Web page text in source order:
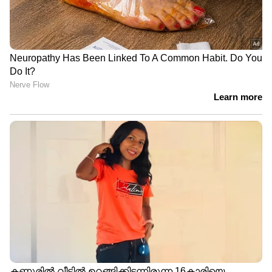
സ്വന്തം പേരില്‍ നിന്നും പിതാവിന്‍റെ പേര്
നീക്കാന്‍ അപേക്ഷ കൊടുത്ത് ആഞ്ജലീന
ജോളിയുടെ മകള്‍
'ഗ്ർർർ' സ്പെഷ്യൽ മുഖംമൂടിയും
നെയിംസ്ലിപ്പുകളും കുട്ടികൾക്ക് സമ്മാനിച്ച്
ചാക്കോച്ചനും സുരാജും !